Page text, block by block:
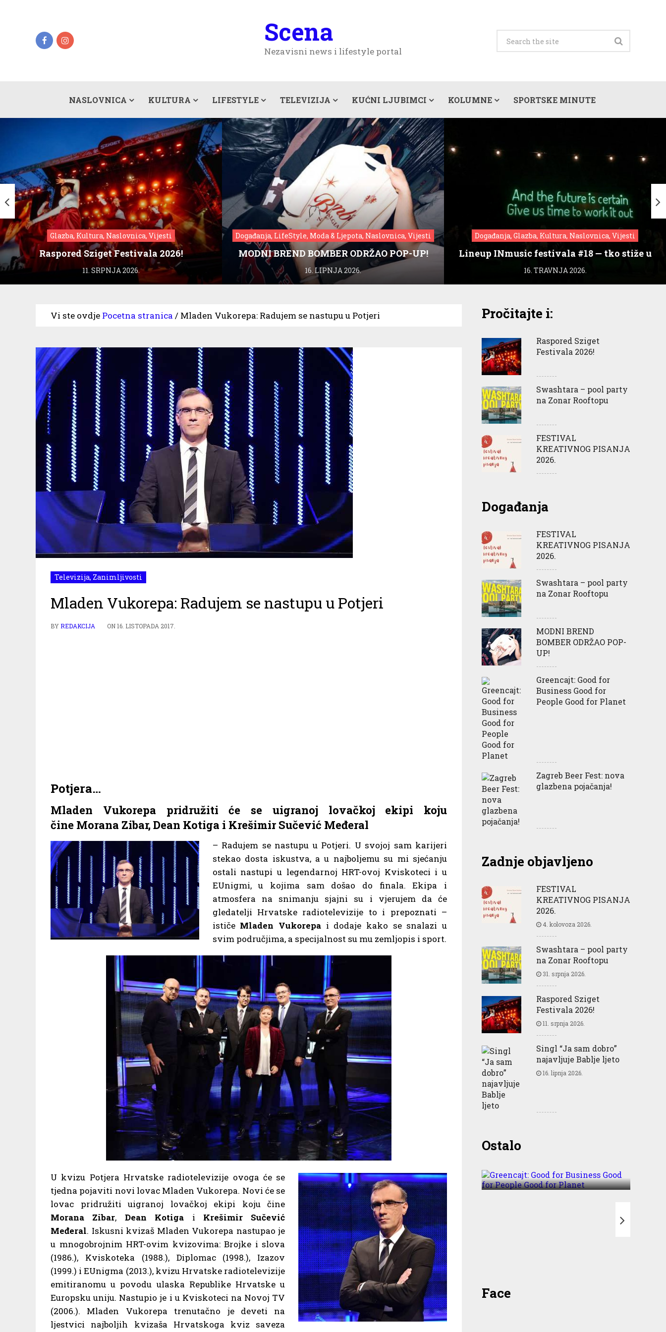
Scena
Nezavisni news i lifestyle portal
NASLOVNICA KULTURA LIFESTYLE TELEVIZIJA KUĆNI LJUBIMCI KOLUMNE SPORTSKE MINUTE
Glazba, Kultura, Naslovnica, Vijesti
Raspored Sziget Festivala 2026!
11. SRPNJA 2026.
Događanja, LifeStyle, Moda & Ljepota, Naslovnica, Vijesti
MODNI BREND BOMBER ODRŽAO POP-UP!
16. LIPNJA 2026.
Događanja, Glazba, Kultura, Naslovnica, Vijesti
Lineup INmusic festivala #18 — tko stiže u
Zagreb?
16. TRAVNJA 2026.
Vi ste ovdje Pocetna stranica / Mladen Vukorepa: Radujem se nastupu u Potjeri
Televizija, Zanimljivosti
Mladen Vukorepa: Radujem se nastupu u Potjeri
BYREDAKCIJA ON16. LISTOPADA 2017.
Potjera…
Mladen Vukorepa pridružiti će se uigranoj lovačkoj ekipi koju
čine Morana Zibar, Dean Kotiga i Krešimir Sučević Međeral
– Radujem se nastupu u Potjeri. U svojoj sam karijeri
stekao dosta iskustva, a u najboljemu su mi sjećanju
ostali nastupi u legendarnoj HRT-ovoj Kviskoteci i u
EUnigmi, u kojima sam došao do finala. Ekipa i
atmosfera na snimanju sjajni su i vjerujem da će
gledatelji Hrvatske radiotelevizije to i prepoznati –
ističe Mladen Vukorepa i dodaje kako se snalazi u
svim područjima, a specijalnost su mu zemljopis i sport.
U kvizu Potjera Hrvatske radiotelevizije ovoga će se
tjedna pojaviti novi lovac Mladen Vukorepa. Novi će se
lovac pridružiti uigranoj lovačkoj ekipi koju čine
Morana Zibar, Dean Kotiga i Krešimir Sučević
Međeral. Iskusni kvizaš Mladen Vukorepa nastupao je
u mnogobrojnim HRT-ovim kvizovima: Brojke i slova
(1986.), Kviskoteka (1988.), Diplomac (1998.), Izazov
(1999.) i EUnigma (2013.), kvizu Hrvatske radiotelevizije
emitiranomu u povodu ulaska Republike Hrvatske u
Europsku uniju. Nastupio je i u Kviskoteci na Novoj TV
(2006.). Mladen Vukorepa trenutačno je deveti na
ljestvici najboljih kvizaša Hrvatskoga kviz saveza
Pročitajte i:
Raspored Sziget
Festivala 2026!
Swashtara – pool party
na Zonar Rooftopu
FESTIVAL
KREATIVNOG PISANJA
2026.
Događanja
FESTIVAL
KREATIVNOG PISANJA
2026.
Swashtara – pool party
na Zonar Rooftopu
MODNI BREND
BOMBER ODRŽAO POP-
UP!
Greencajt: Good for
Business Good for
People Good for Planet
Zagreb Beer Fest: nova
glazbena pojačanja!
Zadnje objavljeno
FESTIVAL
KREATIVNOG PISANJA
2026.
4. kolovoza 2026.
Swashtara – pool party
na Zonar Rooftopu
31. srpnja 2026.
Raspored Sziget
Festivala 2026!
11. srpnja 2026.
Singl “Ja sam dobro”
najavljuje Bablje ljeto
16. lipnja 2026.
OstaloGreencajt: Good for
Business Good for People
Face